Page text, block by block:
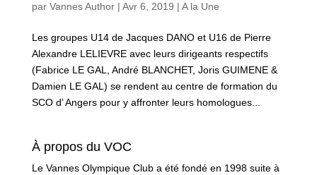
par Vannes Author| Avr 6, 2019 | A la Une
Les groupes U14 de Jacques DANO et U16 de Pierre
Alexandre LELIEVRE avec leurs dirigeants respectifs
(Fabrice LE GAL, André BLANCHET, Joris GUIMENE &
Damien LE GAL) se rendent au centre de formation du
SCO d’ Angers pour y affronter leurs homologues...
À propos du VOC
Le Vannes Olympique Club a été fondé en 1998 suite à